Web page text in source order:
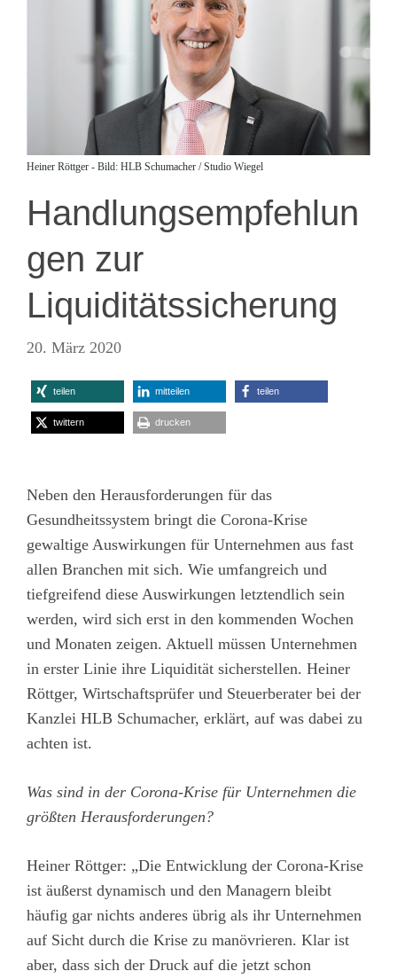
Heiner Röttger - Bild: HLB Schumacher / Studio Wiegel
Handlungsempfehlun
gen zur
Liquiditätssicherung
20. März 2020
teilen mitteilen teilen
twittern drucken
Neben den Herausforderungen für das
Gesundheitssystem bringt die Corona-Krise
gewaltige Auswirkungen für Unternehmen aus fast
allen Branchen mit sich. Wie umfangreich und
tiefgreifend diese Auswirkungen letztendlich sein
werden, wird sich erst in den kommenden Wochen
und Monaten zeigen. Aktuell müssen Unternehmen
in erster Linie ihre Liquidität sicherstellen. Heiner
Röttger, Wirtschaftsprüfer und Steuerberater bei der
Kanzlei HLB Schumacher, erklärt, auf was dabei zu
achten ist.
Was sind in der Corona-Krise für Unternehmen die
größten Herausforderungen?
Heiner Röttger: „Die Entwicklung der Corona-Krise
ist äußerst dynamisch und den Managern bleibt
häufig gar nichts anderes übrig als ihr Unternehmen
auf Sicht durch die Krise zu manövrieren. Klar ist
aber, dass sich der Druck auf die jetzt schon